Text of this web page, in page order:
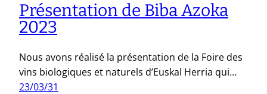
Présentation de Biba Azoka
2023
Nous avons réalisé la présentation de la Foire des
vins biologiques et naturels d’Euskal Herria qui…
23/03/31